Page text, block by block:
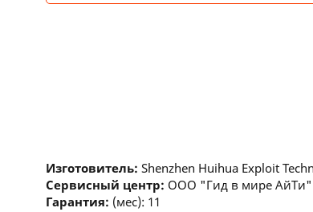
Изготовитель: Shenzhen Huihua Exploit
Сервисный центр: ООО "Гид в мире АйТи"
Гарантия: (мес): 11